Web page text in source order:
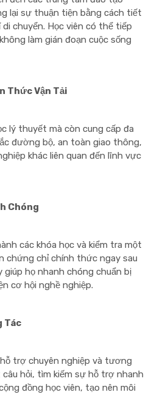
lại sự thuận tiện bằng cách tiết
chuyển. Học viên có thể tiếp
làm gián đoạn cuộc sống
Thức Vận Tải
lý thuyết mà còn cung cấp đa
đường bộ, an toàn giao thông,
khác liên quan đến lĩnh vực
Chóng
các khóa học và kiểm tra một
chứng chỉ chính thức ngay sau
giúp họ nhanh chóng chuẩn bị
cơ hội nghề nghiệp.
Tác
trợ chuyên nghiệp và tương
hỏi, tìm kiếm sự hỗ trợ nhanh
đồng học viên, tạo nên môi